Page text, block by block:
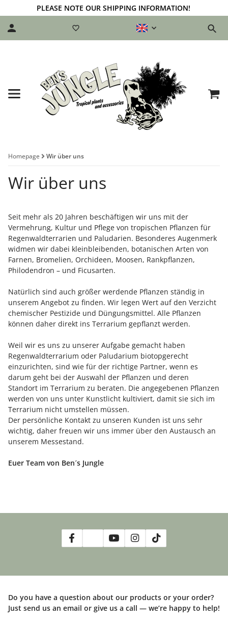
PLEASE NOTE OUR SHIPPING INFORMATION!
Homepage Wir über uns
Wir über uns
Seit mehr als 20 Jahren beschäftigen wir uns mit der
Vermehrung, Kultur und Pflege von tropischen Pflanzen für
Regenwaldterrarien und Paludarien. Besonderes Augenmerk
widmen wir dabei kleinbleibenden, botanischen Arten von
Farnen, Bromelien, Orchideen, Moosen, Rankpflanzen,
Philodendron – und Ficusarten.
Natürlich sind auch größer werdende Pflanzen ständig in
unserem Angebot zu finden. Wir legen Wert auf den Verzicht
chemischer Pestizide und Düngungsmittel. Alle Pflanzen
können daher direkt ins Terrarium gepflanzt werden.
Weil wir es uns zu unserer Aufgabe gemacht haben
Regenwaldterrarium oder Paludarium biotopgerecht
einzurichten, sind wie für der richtige Partner, wenn es
darum geht bei der Auswahl der Pflanzen und deren
Standort im Terrarium zu beraten. Die angegebenen Pflanzen
werden von uns unter Kunstlicht kultiviert, damit sie sich im
Terrarium nicht umstellen müssen.
Der persönliche Kontakt zu unseren Kunden ist uns sehr
wichtig, daher freuen wir uns immer über den Austausch an
unserem Messestand.
Euer Team von Ben´s Jungle
Do you have a question about our products or your order?
Just send us an email or give us a call — we’re happy to help!